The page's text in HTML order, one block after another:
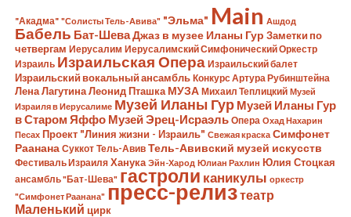
"Акадма" "Солисты Тель-Авива" "Эльма" Main Ашдод
Бабель Бат-ШеваДжаз в музее Иланы Гур Заметки по
четвергам Иерусалим Иерусалимский Симфонический Оркестр
Израиль Израильская Опера Израильский балет
Израильский вокальный ансамбль Конкурс Артура Рубинштейна
Лена Лагутина Леонид Пташка МУЗА Михаил Теплицкий Музей
Израиля в Иерусалиме Музей Иланы Гур Музей Иланы Гур
в Старом Яффо Музей Эрец-Исраэль Опера Охад Нахарин
Песах Проект "Линия жизни - Израиль" Свежая краска Симфонет
Раанана Суккот Тель-Авив Тель-Авивский музей искусств
Фестиваль Израиля Ханука Эйн-Харод Юлиан Рахлин Юлия Стоцкая
ансамбль "Бат-Шева" гастроли каникулы оркестр
"Симфонет Раанана" пресс-релизтеатр
Маленький цирк